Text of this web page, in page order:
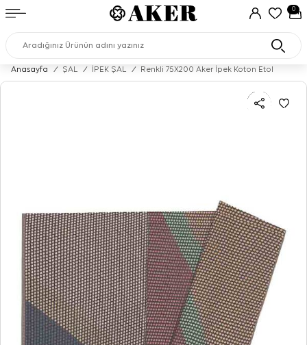
0
Anasayfa / ŞAL / İPEK ŞAL / Renkli 75X200 Aker İpek Koton Etol